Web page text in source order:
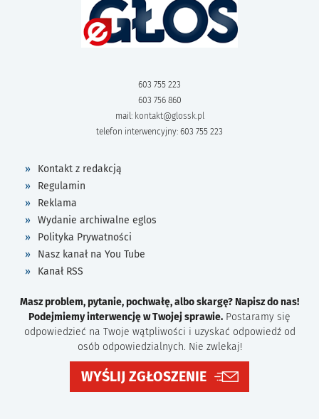
603 755 223
603 756 860
mail: kontakt@glossk.pl
telefon interwencyjny: 603 755 223
Kontakt z redakcją
Regulamin
Reklama
Wydanie archiwalne eglos
Polityka Prywatności
Nasz kanał na You Tube
Kanał RSS
Masz problem, pytanie, pochwałę, albo skargę? Napisz do nas!
Podejmiemy interwencję w Twojej sprawie. Postaramy się
odpowiedzieć na Twoje wątpliwości i uzyskać odpowiedź od
osób odpowiedzialnych. Nie zwlekaj!
WYŚLIJ ZGŁOSZENIE